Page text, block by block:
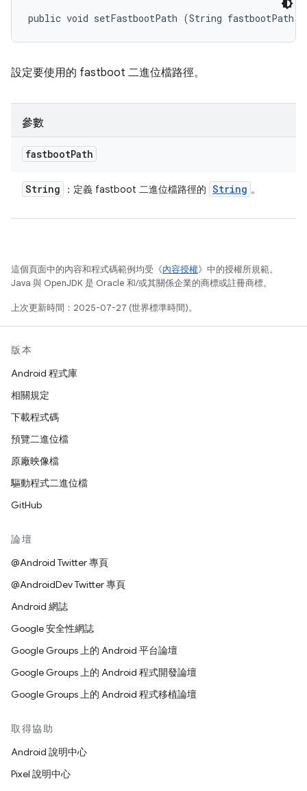
public void setFastbootPath (String fastbootPath)
設定要使用的 fastboot 二進位檔路徑。
參數
fastbootPath
String ：定義 fastboot 二進位檔路徑的 String 。
這個頁面中的內容和程式碼範例均受《內容授權》中的授權所規範。
Java 與 OpenJDK 是 Oracle 和/或其關係企業的商標或註冊商標。
上次更新時間：2025-07-27 (世界標準時間)。
版本
Android 程式庫
相關規定
下載程式碼
預覽二進位檔
原廠映像檔
驅動程式二進位檔
GitHub
論壇
@Android Twitter 專頁
@AndroidDev Twitter 專頁
Android 網誌
Google 安全性網誌
Google Groups 上的 Android 平台論壇
Google Groups 上的 Android 程式開發論壇
Google Groups 上的 Android 程式移植論壇
取得協助
Android 說明中心
Pixel 說明中心